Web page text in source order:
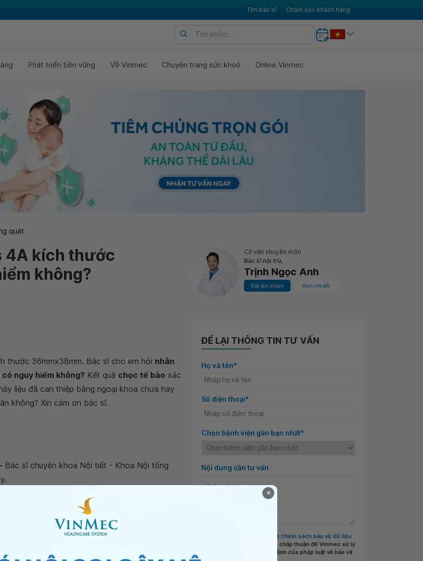
Tìm bác sĩ Chăm sóc khách hàng
Phát triển bền vững Về Vinmec Chuyên trang sức khoẻ Online.Vinmec
quát
4A kích thước
không?
Cố vấn chuyên môn
Bác sĩ nội trú,
Trịnh Ngọc Anh
Đặt lịch khám Xem chi tiết
thước 36mmx38mm. Bác sĩ cho em hỏi nhân
nguy hiểm không? Kết quả chọc tế bào xác
liệu đã can thiệp bằng ngoại khoa chưa hay
không? Xin cảm ơn bác sĩ.
Bác sĩ chuyên khoa Nội tiết - Khoa Nội tổng
36mmx38mm có nguy hiểm không?
kích thước 36mmx38mm
, cần được chọc tế
ĐỂ LẠI THÔNG TIN TƯ VẤN
Họ và tên*
Số điện thoại*
Chọn bệnh viện gần bạn nhất*
Nội dung cần tư vấn
Tôi đã đọc và đồng ý với Chính sách bảo vệ dữ liệu
và chấp thuận để Vinmec xử lý
DLCN của tôi theo quy định của pháp luật về bảo vệ
×